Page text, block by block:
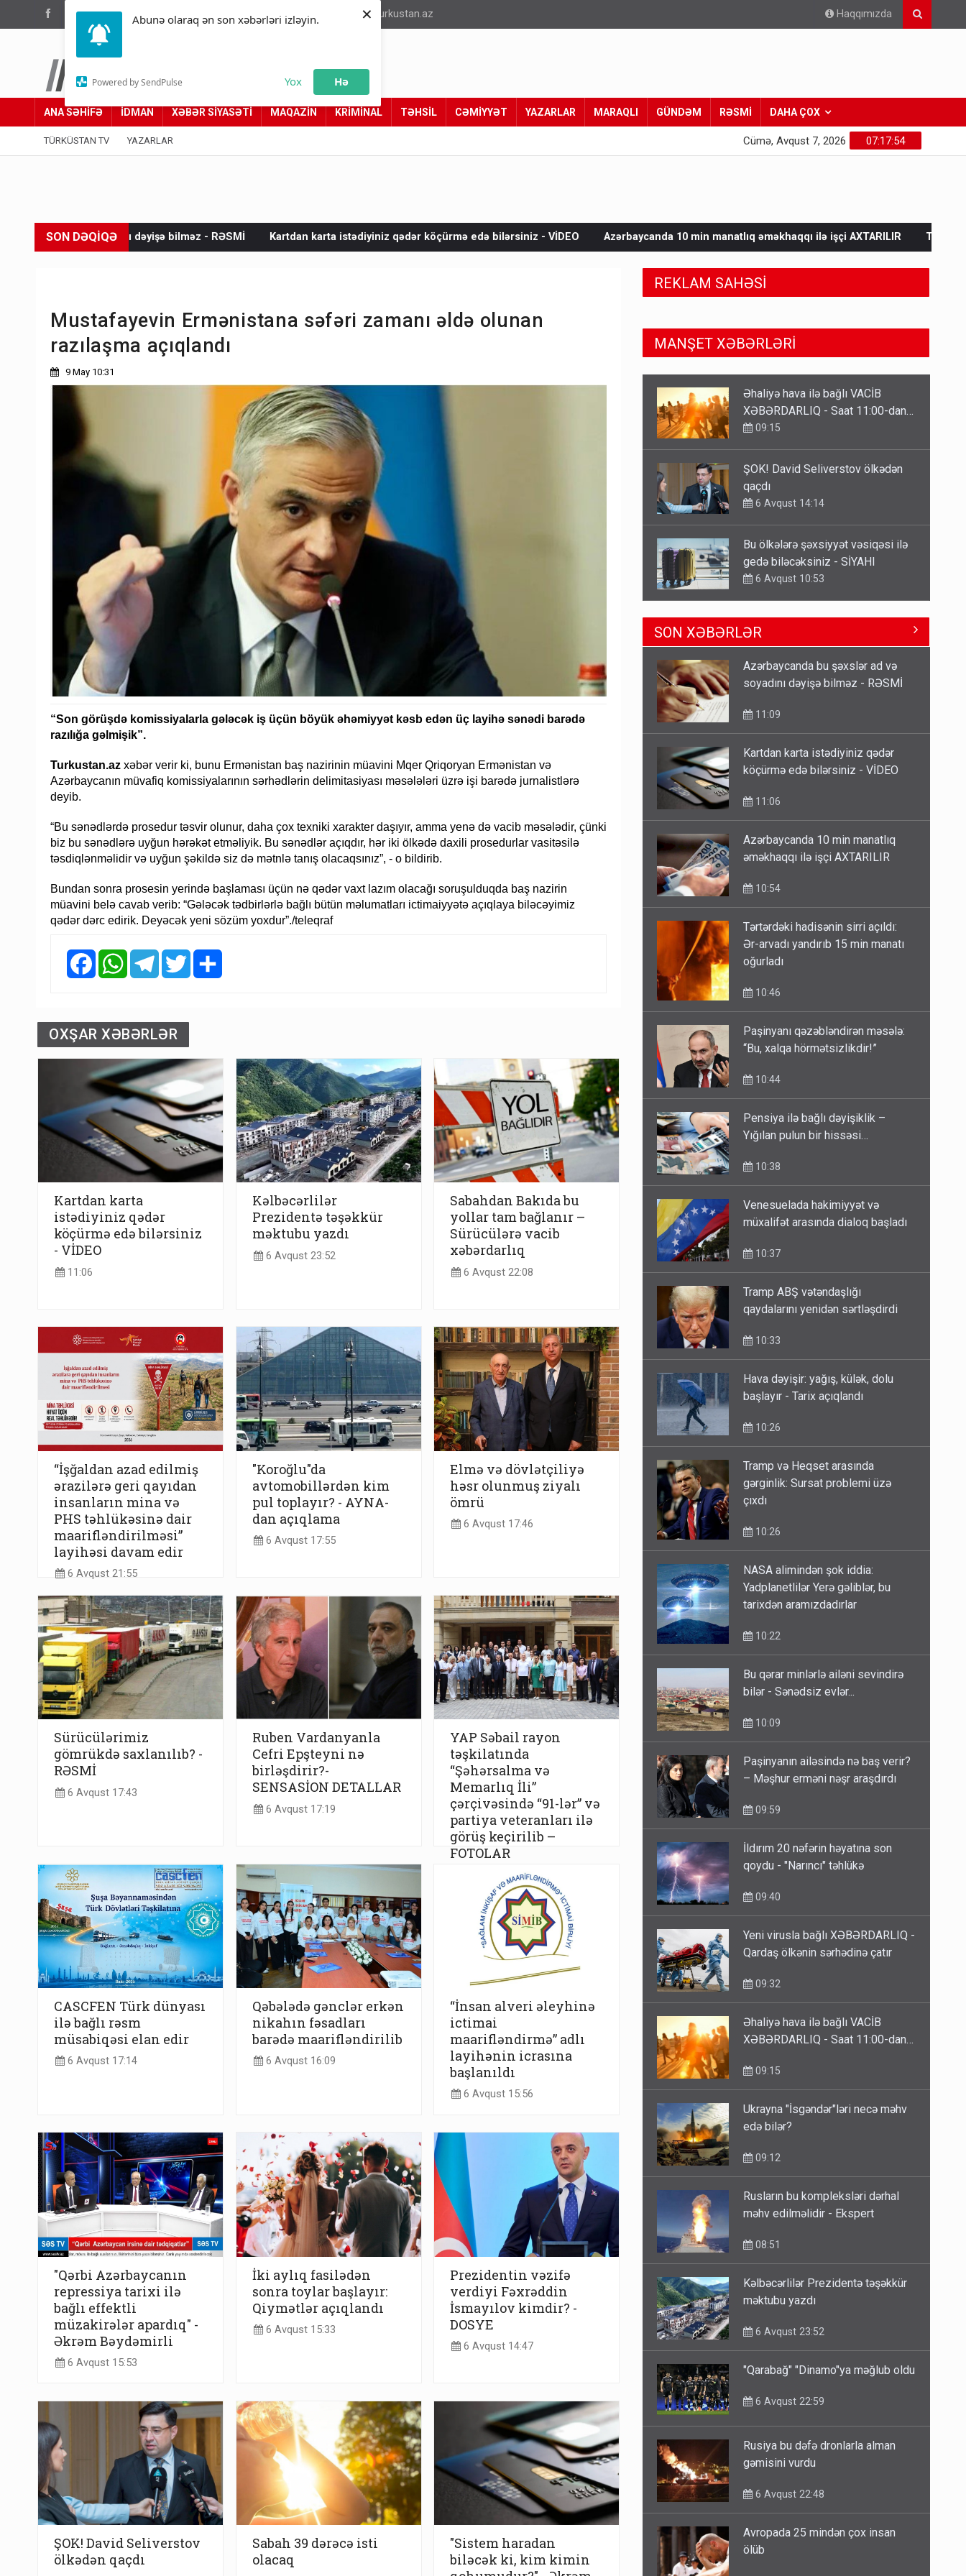
Abunə olaraq ən son xəbərləri izləyin.
Powered by SendPulse Yox Hə
×
(012) 449 94 05 info@turkustan.az Haqqımızda
Türküstan.az
Adımız yolumuzdur
ANA SƏHİFƏ İDMAN XƏBƏR SİYASƏTİ MAQAZİN KRİMİNAL TƏHSİL CƏMİYYƏT YAZARLAR MARAQLI GÜNDƏM RƏSMİ DAHA ÇOX
TÜRKÜSTAN TV YAZARLAR 07:17:56
Cümə, Avqust 7, 2026
SON DƏQİQƏ
dəyişə bilməz - RƏSMİ Kartdan karta istədiyiniz qədər köçürmə edə bilərsiniz - VİDEO Azərbaycanda 10 min manatlıq əməkhaqqı ilə işçi AXTARILIR Tərtərdəki hadisənin sirri
Mustafayevin Ermənistana səfəri zamanı əldə olunan
razılaşma açıqlandı
9 May 10:31
“Son görüşdə komissiyalarla gələcək iş üçün böyük əhəmiyyət kəsb edən üç layihə sənədi barədə
razılığa gəlmişik”.
Turkustan.az xəbər verir ki, bunu Ermənistan baş nazirinin müavini Mqer Qriqoryan Ermənistan və
Azərbaycanın müvafiq komissiyalarının sərhədlərin delimitasiyası məsələləri üzrə işi barədə jurnalistlərə
deyib.
“Bu sənədlərdə prosedur təsvir olunur, daha çox texniki xarakter daşıyır, amma yenə də vacib məsələdir, çünki
biz bu sənədlərə uyğun hərəkət etməliyik. Bu sənədlər açıqdır, hər iki ölkədə daxili prosedurlar vasitəsilə
təsdiqlənməlidir və uyğun şəkildə siz də mətnlə tanış olacaqsınız”, - o bildirib.
Bundan sonra prosesin yerində başlaması üçün nə qədər vaxt lazım olacağı soruşulduqda baş nazirin
müavini belə cavab verib: “Gələcək tədbirlərlə bağlı bütün məlumatları ictimaiyyətə açıqlaya biləcəyimiz
qədər dərc edirik. Deyəcək yeni sözüm yoxdur”./teleqraf
FacebookWhatsAppTelegramTwitter
OXŞAR XƏBƏRLƏR
Kartdan karta
istədiyiniz qədər
köçürmə edə bilərsiniz
- VİDEO
11:06
Kəlbəcərlilər
Prezidentə təşəkkür
məktubu yazdı
6 Avqust 23:52
Sabahdan Bakıda bu
yollar tam bağlanır –
Sürücülərə vacib
xəbərdarlıq
6 Avqust 22:08
“İşğaldan azad edilmiş
ərazilərə geri qayıdan
insanların mina və
PHS təhlükəsinə dair
maarifləndirilməsi”
layihəsi davam edir
6 Avqust 21:55
"Koroğlu"da
avtomobillərdən kim
pul toplayır? - AYNA-
dan açıqlama
6 Avqust 17:55
Elmə və dövlətçiliyə
həsr olunmuş ziyalı
ömrü
6 Avqust 17:46
Sürücülərimiz
gömrükdə saxlanılıb? -
RƏSMİ
6 Avqust 17:43
Ruben Vardanyanla
Cefri Epşteyni nə
birləşdirir?-
SENSASİON DETALLAR
6 Avqust 17:19
YAP Səbail rayon
təşkilatında
“Şəhərsalma və
Memarlıq İli”
çərçivəsində “91-lər” və
partiya veteranları ilə
görüş keçirilib –
FOTOLAR
6 Avqust 17:17
CASCFEN Türk dünyası
ilə bağlı rəsm
müsabiqəsi elan edir
6 Avqust 17:14
Qəbələdə gənclər erkən
nikahın fəsadları
barədə maarifləndirilib
6 Avqust 16:09
“İnsan alveri əleyhinə
ictimai
maarifləndirmə” adlı
layihənin icrasına
başlanıldı
6 Avqust 15:56
"Qərbi Azərbaycanın
repressiya tarixi ilə
bağlı effektli
müzakirələr apardıq" -
Əkrəm Bəydəmirli
6 Avqust 15:53
İki aylıq fasilədən
sonra toylar başlayır:
Qiymətlər açıqlandı
6 Avqust 15:33
Prezidentin vəzifə
verdiyi Fəxrəddin
İsmayılov kimdir? -
DOSYE
6 Avqust 14:47
ŞOK! David Seliverstov
ölkədən qaçdı
Sabah 39 dərəcə isti
olacaq
"Sistem haradan
biləcək ki, kim kimin
REKLAM SAHƏSİ
MANŞET XƏBƏRLƏRİ
ŞOK! David Seliverstov ölkədən
qaçdı
6 Avqust 14:14
Bu ölkələrə şəxsiyyət vəsiqəsi ilə
gedə biləcəksiniz - SİYAHI
6 Avqust 10:53
Ərdoğana sui-qəsd planının
iştirakçısı detalları açıqladı
5 Avqust 16:56
Kartdan karta istədiyiniz qədər
köçürmə edə bilərsiniz - VİDEO
Ər-arvadı yandırıb 15 min manatı
10:46
XƏBƏRDARLIQ - Saat 11:00-dan…
09:15
SON XƏBƏRLƏR
Azərbaycanda bu şəxslər ad və
soyadını dəyişə bilməz - RƏSMİ
11:09
Kartdan karta istədiyiniz qədər
köçürmə edə bilərsiniz - VİDEO
11:06
Azərbaycanda 10 min manatlıq
əməkhaqqı ilə işçi AXTARILIR
10:54
Tərtərdəki hadisənin sirri açıldı:
Ər-arvadı yandırıb 15 min manatı
oğurladı
10:46
Paşinyanı qəzəbləndirən məsələ:
“Bu, xalqa hörmətsizlikdir!”
10:44
Pensiya ilə bağlı dəyişiklik –
Yığılan pulun bir hissəsi…
10:38
Venesuelada hakimiyyət və
müxalifət arasında dialoq başladı
10:37
Tramp ABŞ vətəndaşlığı
qaydalarını yenidən sərtləşdirdi
10:33
Hava dəyişir: yağış, külək, dolu
başlayır - Tarix açıqlandı
10:26
Tramp və Heqset arasında
gərginlik: Sursat problemi üzə
çıxdı
10:26
NASA alimindən şok iddia:
Yadplanetlilər Yerə gəliblər, bu
tarixdən aramızdadırlar
10:22
Bu qərar minlərlə ailəni sevindirə
bilər - Sənədsiz evlər...
10:09
Paşinyanın ailəsində nə baş verir?
– Məşhur erməni nəşr araşdırdı
09:59
İldırım 20 nəfərin həyatına son
qoydu - "Narıncı" təhlükə
09:40
Yeni virusla bağlı XƏBƏRDARLIQ -
Qardaş ölkənin sərhədinə çatır
09:32
Əhaliyə hava ilə bağlı VACİB
XƏBƏRDARLIQ - Saat 11:00-dan…
09:15
Ukrayna "İsgəndər"ləri necə məhv
edə bilər?
09:12
Rusların bu kompleksləri dərhal
məhv edilməlidir - Ekspert
08:51
Kəlbəcərlilər Prezidentə təşəkkür
məktubu yazdı
6 Avqust 23:52
"Qarabağ" "Dinamo"ya məğlub oldu
6 Avqust 22:59
Rusiya bu dəfə dronlarla alman
gəmisini vurdu
6 Avqust 22:48
Avropada 25 mindən çox insan
ölüb